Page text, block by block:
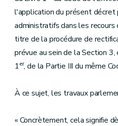
l'application du présent décret
administratifs dans les recours
titre de la procédure de
prévue au sein de la Section
1er, de la Partie III du même
À ce sujet, les travaux
« Concrètement, cela signifie